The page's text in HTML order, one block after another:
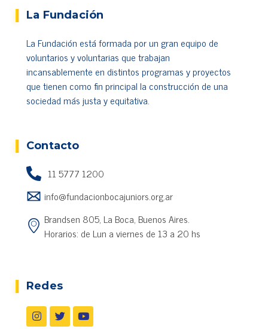
La Fundación
La Fundación está formada por un gran equipo de
voluntarios y voluntarias que trabajan
incansablemente en distintos programas y proyectos
que tienen como fin principal la construcción de una
sociedad más justa y equitativa.
mientras encuentran beneficios exclusivos, pagos
disponibles mediante
online
atractivas durante todo el año.
Contacto
11 5777 1200
info@fundacionbocajuniors.org.ar
Brandsen 805, La Boca, Buenos Aires.
Horarios: de Lun a viernes de 13 a 20 hs
Redes